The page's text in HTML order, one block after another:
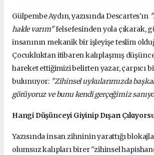
Gülpembe Aydın, yazısında Descartes'ın
halde varım"felsefesinden yola çıkarak,
insanının mekanik bir işleyişe teslim
Çocukluktan itibaren kalıplaşmış
hareket ettiğimizi belirten yazar, çarpıcı
bulunuyor: "Zihinsel uykularımızda
görüyoruz ve bunu kendi gerçeğimiz
Hangi Düşünceyi Giyinip Dışarı
Yazısında insan zihninin yarattığı
olumsuz kalıpları birer "zihinsel